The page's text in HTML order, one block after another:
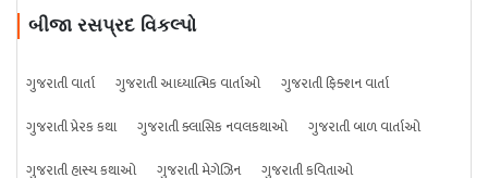
બીજા રસપ્રદ વિકલ્પો
ગુજરાતી વાર્તા ગુજરાતી આધ્યાત્મિક વાર્તાઓ
ગુજરાતી ફિક્શન વાર્તા
ગુજરાતી પ્રેરક કથા
ગુજરાતી ક્લાસિક નવલકથાઓ
ગુજરાતી બાળ વાર્તાઓ
ગુજરાતી હાસ્ય કથાઓ
ગુજરાતી મેગેઝિન ગુજરાતી કવિતાઓ